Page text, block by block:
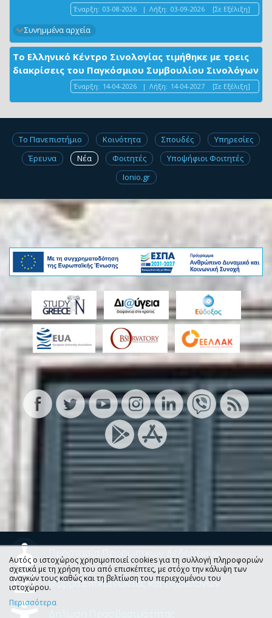
Έναρξη: 03-08-2026 | Λήξη: 03-09-2026 [Σε Εξέλιξη]
Συνημμένα αρχεία
Το Ελληνικό Κέντρο Σινολογίας τιμήθηκε με τρεις
διακρίσεις του Παγκόσμιου Συμβουλίου Σινολόγων
Έναρξη: 14-04-2026 | Λήξη: 14-04-2027 [Σε Εξέλιξη]
Το Πανεπιστήμιο Κοινότητα Σπουδές
Υπηρεσίες
Έρευνα
Νέα Φοιτητές
Υποψήφιοι Φοιτητές
Ionio.gr
Προστασία Προσωπικών Δεδομένων
Φόρμα Επικοινωνίας και Παραπόνων
Αυτός ο ιστοχώρος χρησιμοποιεί cookies για τη συλλογή πληροφοριών
σχετικά με τη χρήση του από επισκέπτες, με στόχο την κάλυψη των
αναγκών τους καθώς και τη βελτίωση του περιεχομένου του
ιστοχώρου.
Περισσότερα